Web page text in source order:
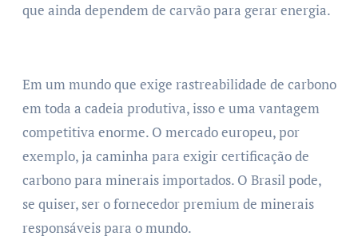
que ainda dependem de carvão para gerar energia.
Em um mundo que exige rastreabilidade de carbono
em toda a cadeia produtiva, isso e uma vantagem
competitiva enorme. O mercado europeu, por
exemplo, ja caminha para exigir certificação de
carbono para minerais importados. O Brasil pode,
se quiser, ser o fornecedor premium de minerais
responsáveis para o mundo.